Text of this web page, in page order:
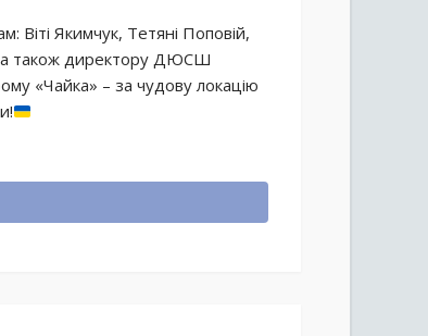
Якимчук, Тетяні Поповій,
а також директору ДЮСШ
«Чайка» – за чудову локацію